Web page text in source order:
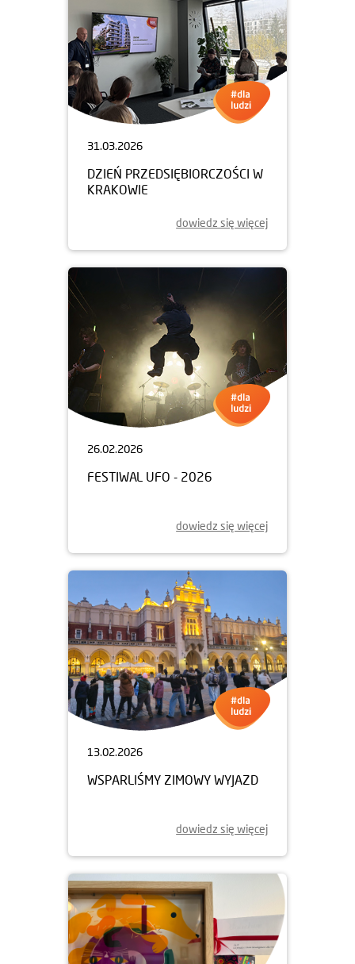
31.03.2026
DZIEŃ PRZEDSIĘBIORCZOŚCI W
KRAKOWIE
dowiedz się więcej
26.02.2026
FESTIWAL UFO - 2026
dowiedz się więcej
13.02.2026
WSPARLIŚMY ZIMOWY WYJAZD
dowiedz się więcej